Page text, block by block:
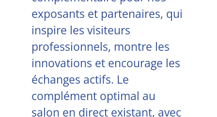
exposants et partenaires, qui
inspire les visiteurs
professionnels, montre les
innovations et encourage les
échanges actifs. Le
complément optimal au
salon en direct existant, avec